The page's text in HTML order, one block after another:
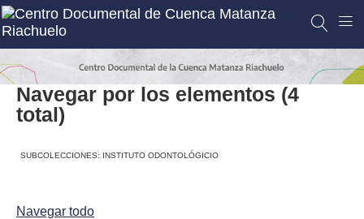
Navegar por los elementos (4
total)
SUBCOLECCIONES: INSTITUTO ODONTOLÓGICIO
Navegar todo